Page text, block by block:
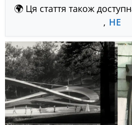
🌍 Ця стаття також
, HE